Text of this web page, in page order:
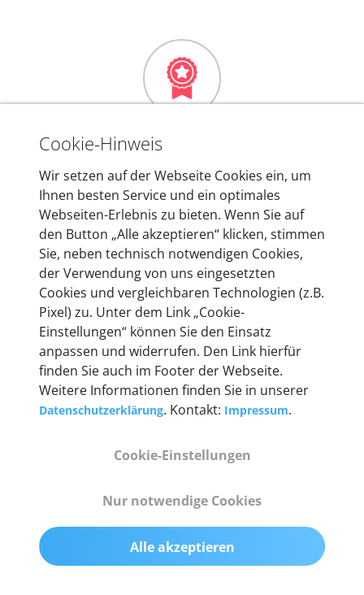
Mehr als 10 Jahre Erfahrung
In den Kfz-Diagnosegeräten von autoaid stecken
mehr als 10 Jahre Erfahrung, und auch in Zukunft
entwickeln wir unsere Produkte am Standort in
Berlin laufend weiter. Auf diese Qualität vertrauen
heute mehr als 60.000 Privatkunden und
Unternehmen.
Technische Details &
Lieferumfang
Abmessungen
Gewicht
200 g
Cookie-Hinweis
Wir setzen auf der Webseite Cookies ein, um
Ihnen besten Service und ein optimales
Webseiten-Erlebnis zu bieten. Wenn Sie auf
den Button „Alle akzeptieren“ klicken, stimmen
Sie, neben technisch notwendigen Cookies,
der Verwendung von uns eingesetzten
Cookies und vergleichbaren Technologien (z.B.
Pixel) zu. Unter dem Link „Cookie-
Einstellungen“ können Sie den Einsatz
anpassen und widerrufen. Den Link hierfür
finden Sie auch im Footer der Webseite.
Weitere Informationen finden Sie in unserer
Datenschutzerklärung. Kontakt: Impressum.
Cookie-Einstellungen
Nur notwendige Cookies
Alle akzeptieren